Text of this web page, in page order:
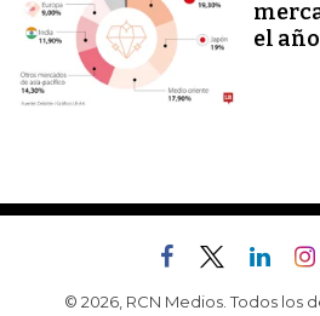
el año
© 2026, RCN Medios. Todos los